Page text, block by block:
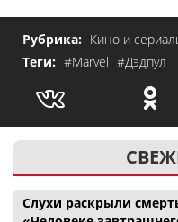
Рубрика: Кино и
Теги: #Marvel #Дэдпул
Слухи раскрыли